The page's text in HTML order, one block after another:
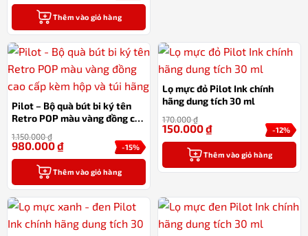
Thêm vào giỏ hàng
Pilot – Bộ quà bút bi ký tên
Retro POP màu vàng đồng cao
1.150.000₫
-15%
980.000₫
Thêm vào giỏ hàng
Lọ mực đỏ Pilot Ink chính
hãng dung tích 30 ml
170.000₫
-12%
150.000₫
Thêm vào giỏ hàng